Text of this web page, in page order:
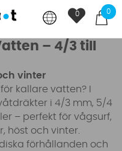
0
0
– 4/3 till
vinter
kallare vatten? I
i 4/3 mm, 5/4
– perfekt för vågsurf,
höst och vinter.
förhållanden och